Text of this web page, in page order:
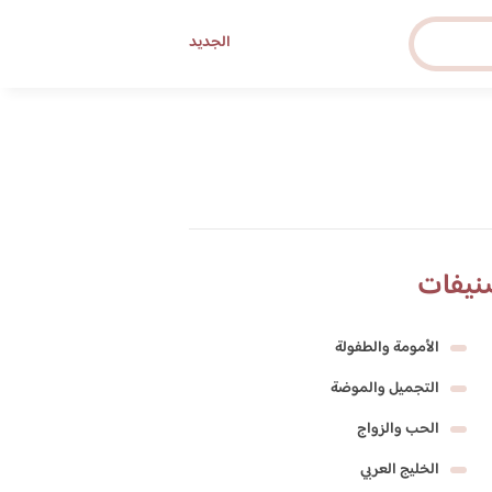
الجديد
الأمومة والطفولة
التجميل والموضة
الحب والزواج
الخليج العربي